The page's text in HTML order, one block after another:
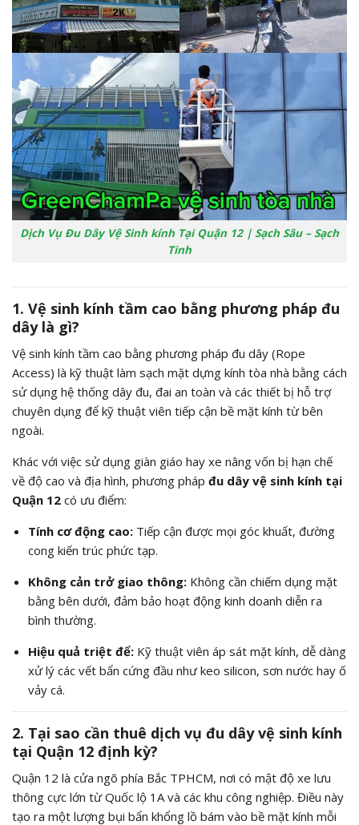
Dịch Vụ Đu Dây Vệ Sinh kính Tại Quận 12 | Sạch Sâu – Sạch
Tinh
1. Vệ sinh kính tầm cao bằng phương pháp đu
dây là gì?
Vệ sinh kính tầm cao bằng phương pháp đu dây (Rope
Access) là kỹ thuật làm sạch mặt dựng kính tòa nhà bằng cách
sử dụng hệ thống dây đu, đai an toàn và các thiết bị hỗ trợ
chuyên dụng để kỹ thuật viên tiếp cận bề mặt kính từ bên
ngoài.
Khác với việc sử dụng giàn giáo hay xe nâng vốn bị hạn chế
về độ cao và địa hình, phương pháp đu dây vệ sinh kính tại
Quận 12 có ưu điểm:
Tính cơ động cao:Tiếp cận được mọi góc khuất, đường
cong kiến trúc phức tạp.
Không cản trở giao thông:Không cần chiếm dụng mặt
bằng bên dưới, đảm bảo hoạt động kinh doanh diễn ra
bình thường.
Hiệu quả triệt để:Kỹ thuật viên áp sát mặt kính, dễ dàng
xử lý các vết bẩn cứng đầu như keo silicon, sơn nước hay ố
vảy cá.
2. Tại sao cần thuê dịch vụ đu dây vệ sinh kính
tại Quận 12 định kỳ?
Quận 12 là cửa ngõ phía Bắc TPHCM, nơi có mật độ xe lưu
thông cực lớn từ Quốc lộ 1A và các khu công nghiệp. Điều này
tạo ra một lượng bụi bẩn khổng lồ bám vào bề mặt kính mỗi